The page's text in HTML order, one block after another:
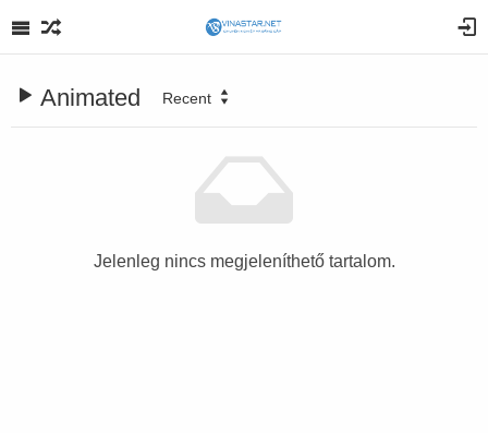
Animated Recent
Jelenleg nincs megjeleníthető tartalom.